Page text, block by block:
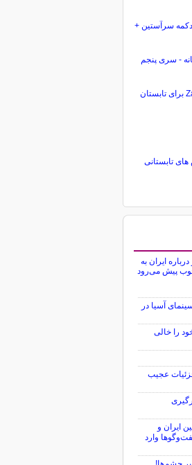
دکمه سرآستین +
- سری پنجم
تابستانی
ایران به
پیش می‌رود
آسیا در
را خالی
جزئیات عجیب
ایران و
وارد